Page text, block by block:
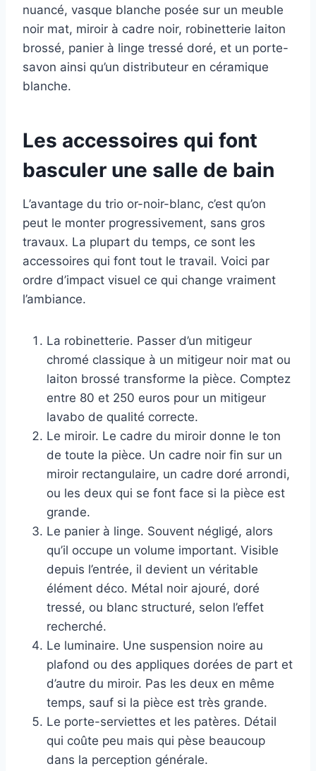
nuancé, vasque blanche posée sur un meuble
noir mat, miroir à cadre noir, robinetterie laiton
brossé, panier à linge tressé doré, et un porte-
savon ainsi qu’un distributeur en céramique
blanche.
Les accessoires qui font
basculer une salle de bain
L’avantage du trio or-noir-blanc, c’est qu’on
peut le monter progressivement, sans gros
travaux. La plupart du temps, ce sont les
accessoires qui font tout le travail. Voici par
ordre d’impact visuel ce qui change vraiment
l’ambiance.
La robinetterie. Passer d’un mitigeur
chromé classique à un mitigeur noir mat ou
laiton brossé transforme la pièce. Comptez
entre 80 et 250 euros pour un mitigeur
lavabo de qualité correcte.
Le miroir. Le cadre du miroir donne le ton
de toute la pièce. Un cadre noir fin sur un
miroir rectangulaire, un cadre doré arrondi,
ou les deux qui se font face si la pièce est
grande.
Le panier à linge. Souvent négligé, alors
qu’il occupe un volume important. Visible
depuis l’entrée, il devient un véritable
élément déco. Métal noir ajouré, doré
tressé, ou blanc structuré, selon l’effet
recherché.
Le luminaire. Une suspension noire au
plafond ou des appliques dorées de part et
d’autre du miroir. Pas les deux en même
temps, sauf si la pièce est très grande.
Le porte-serviettes et les patères. Détail
qui coûte peu mais qui pèse beaucoup
dans la perception générale.